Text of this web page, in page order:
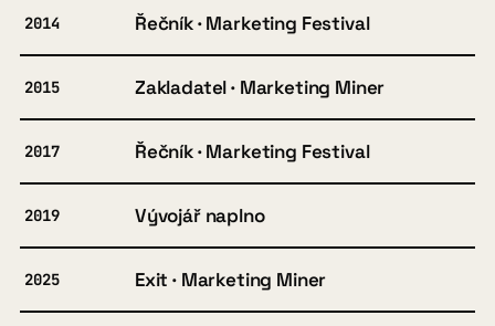
2014 Řečník · Marketing Festival
2015 Zakladatel · Marketing Miner
2017 Řečník · Marketing Festival
2019 Vývojář naplno
2025 Exit · Marketing Miner